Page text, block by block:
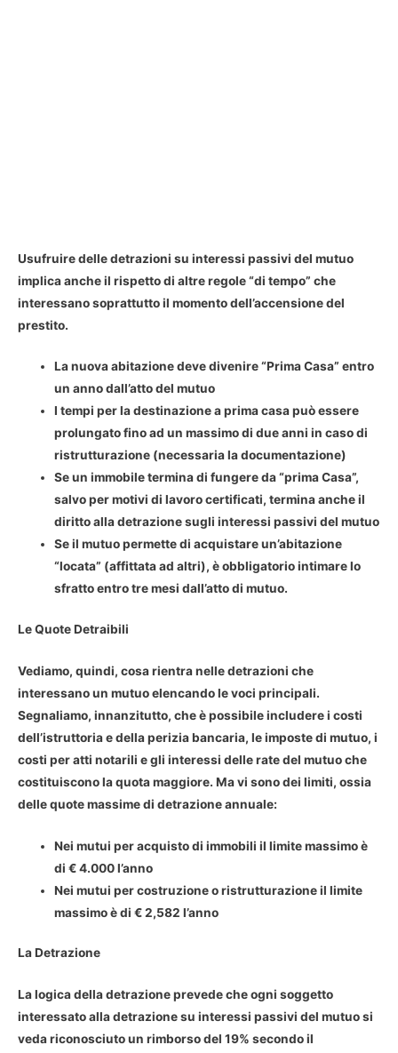
Usufruire delle detrazioni su interessi passivi del mutuo
implica anche il rispetto di altre regole “di tempo” che
interessano soprattutto il momento dell’accensione del
prestito.
La nuova abitazione deve divenire “Prima Casa” entro
un anno dall’atto del mutuo
I tempi per la destinazione a prima casa può essere
prolungato fino ad un massimo di due anni in caso di
ristrutturazione (necessaria la documentazione)
Se un immobile termina di fungere da “prima Casa”,
salvo per motivi di lavoro certificati, termina anche il
diritto alla detrazione sugli interessi passivi del mutuo
Se il mutuo permette di acquistare un’abitazione
“locata” (affittata ad altri), è obbligatorio intimare lo
sfratto entro tre mesi dall’atto di mutuo.
Le Quote Detraibili
Vediamo, quindi, cosa rientra nelle detrazioni che
interessano un mutuo elencando le voci principali.
Segnaliamo, innanzitutto, che è possibile includere i costi
dell’istruttoria e della perizia bancaria, le imposte di mutuo, i
costi per atti notarili e gli interessi delle rate del mutuo che
costituiscono la quota maggiore. Ma vi sono dei limiti, ossia
delle quote massime di detrazione annuale:
Nei mutui per acquisto di immobili il limite massimo è
di € 4.000 l’anno
Nei mutui per costruzione o ristrutturazione il limite
massimo è di € 2,582 l’anno
La Detrazione
La logica della detrazione prevede che ogni soggetto
interessato alla detrazione su interessi passivi del mutuo si
veda riconosciuto un rimborso del 19% secondo il